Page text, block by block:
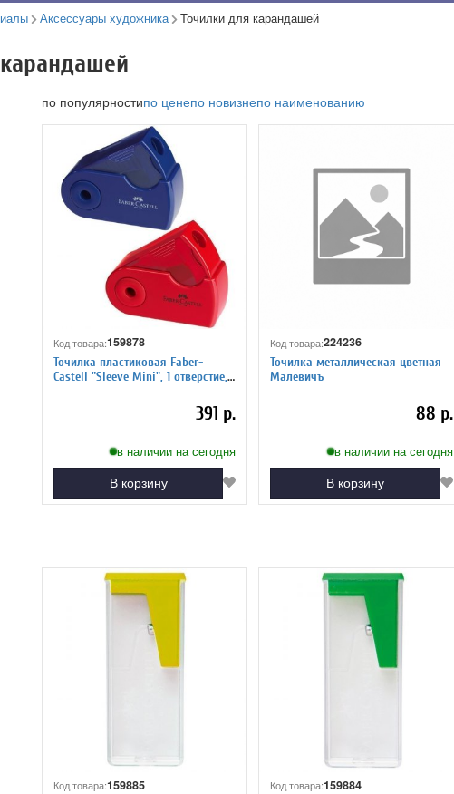
Аксессуары художника Точилки для карандашей
по популярностипо ценепо новизнепо наименованию
Код товара:159878
Точилка пластиковая Faber-
Castell "Sleeve Mini", 1 отверстие,
391 р.
в наличии на сегодня
В корзину
Код товара:224236
Точилка металлическая цветная
Малевичъ
88 р.
в наличии на сегодня
В корзину
Код товара:159885 Код товара:159884